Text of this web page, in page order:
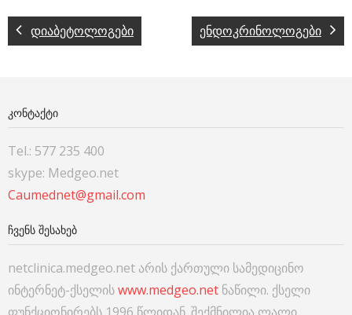
დიაბეტოლოგები ენდოკრინოლოგები
ᲙᲝᲜᲢᲐᲥᲢᲘ
Tel.: 577 235 400
skype: Medgeo.net
Caumednet@gmail.com
ᲩᲕᲔᲜᲡ ᲨᲔᲡᲐᲮᲔᲑ
netclinica.medgeo.net არის ქართული სამედიცინო
ინტერნეტ-ქსელისwww.medgeo.net ნაწილი. ქსელი